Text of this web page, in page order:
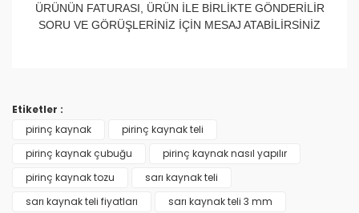
ÜRÜNÜN FATURASI, ÜRÜN İLE BİRLİKTE GÖNDERİLİR
SORU VE GÖRÜŞLERİNİZ İÇİN MESAJ ATABİLİRSİNİZ
Yorum Yaz
formunu kullanarak tarafımıza iletebilirsiniz.
Ürün resmi kalitesiz, bozuk veya görüntülenemiyor.
Ürün açıklamasında eksik bilgiler bulunuyor.
Ürün bilgilerinde hatalar bulunuyor.
Etiketler :
pirinç kaynak
pirinç kaynak teli
pirinç kaynak çubuğu
pirinç kaynak nasıl yapılır
pirinç kaynak tozu
sarı kaynak teli
sarı kaynak teli fiyatları
sarı kaynak teli 3 mm